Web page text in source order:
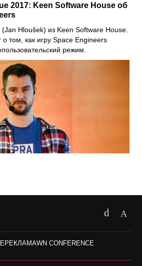
2017: Keen Software House об
Hloušek) из Keen Software House.
о том, как игру Space Engineers
режим.
РЕКЛАМАWN CONFERENCE